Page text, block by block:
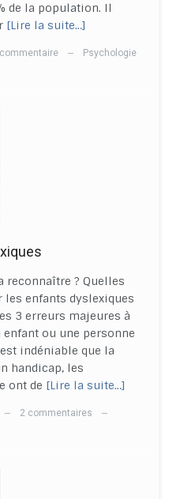
de la population. Il
[Lire la suite…]
—
Psychologie
reconnaître ? Quelles
enfants dyslexiques
3 erreurs majeures à
ou une personne
indéniable que la
handicap, les
ont de [Lire la suite…]
— 2 commentaires —